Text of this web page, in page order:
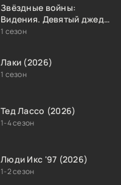
Звёздные войны:
Видения. Девятый джедай
(2026)
1 сезон
Лаки (2026)
1 сезон
Тед Лассо (2026)
1-4 сезон
Люди Икс '97 (2026)
1-2 сезон